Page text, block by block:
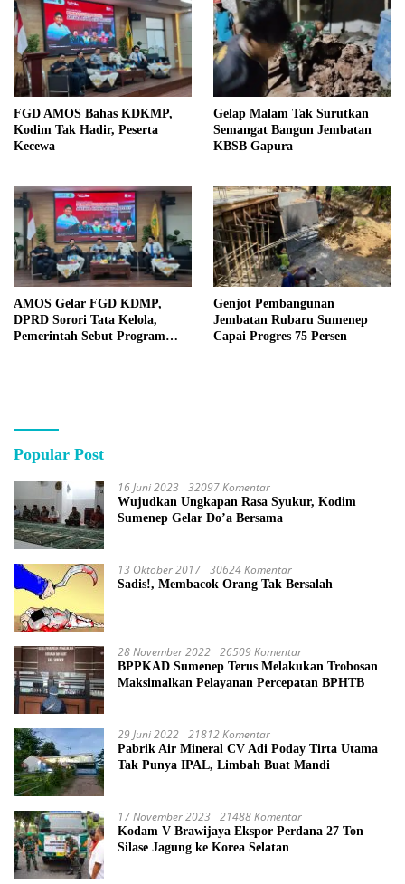
FGD AMOS Bahas KDKMP,
Kodim Tak Hadir, Peserta
Kecewa
Gelap Malam Tak Surutkan
Semangat Bangun Jembatan
KBSB Gapura
AMOS Gelar FGD KDMP,
DPRD Sorori Tata Kelola,
Pemerintah Sebut Program
Genjot Pembangunan
Jembatan Rubaru Sumenep
Capai Progres 75 Persen
Popular Post
16 Juni 2023 32097 Komentar
Wujudkan Ungkapan Rasa Syukur, Kodim
Sumenep Gelar Do’a Bersama
13 Oktober 2017 30624 Komentar
Sadis!, Membacok Orang Tak Bersalah
28 November 2022 26509 Komentar
BPPKAD Sumenep Terus Melakukan Trobosan
Maksimalkan Pelayanan Percepatan BPHTB
29 Juni 2022 21812 Komentar
Pabrik Air Mineral CV Adi Poday Tirta Utama
Tak Punya IPAL, Limbah Buat Mandi
17 November 2023 21488 Komentar
Kodam V Brawijaya Ekspor Perdana 27 Ton
Silase Jagung ke Korea Selatan